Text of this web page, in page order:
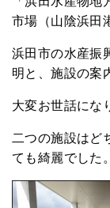
市場（山陰浜田
浜田市の水産振
明と、施設の案
大変お世話にな
二つの施設はど
ても綺麗でした。